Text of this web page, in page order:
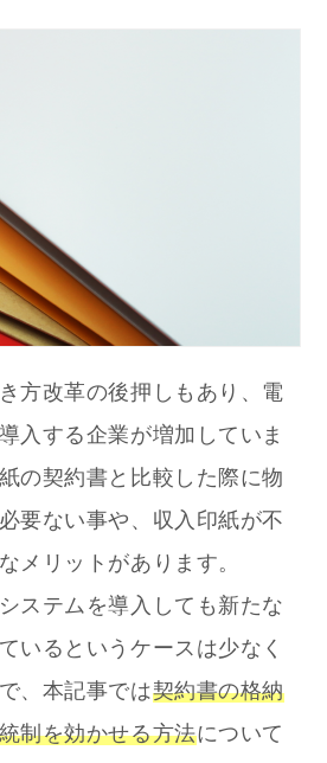
方改革の後押しもあり、電
入する企業が増加していま
の契約書と比較した際に物
要ない事や、収入印紙が不
メリットがあります。
ステムを導入しても新たな
いるというケースは少なく
、本記事では契約書の格納
制を効かせる方法について